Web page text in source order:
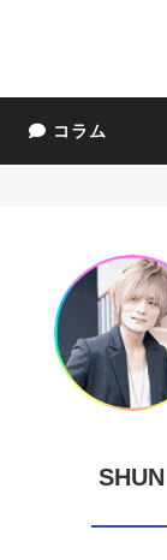
コラム
SHUN